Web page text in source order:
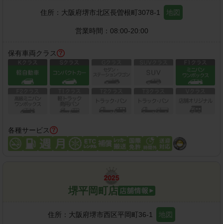
住所： 大阪府堺市北区長曽根町3078-1 地図
営業時間： 08:00-20:00
保有車両クラス
各種サービス
堺平岡町店
住所： 大阪府堺市西区平岡町36-1 地図